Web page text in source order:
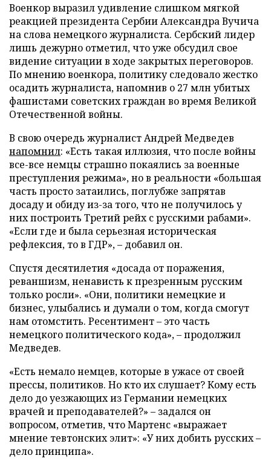
Военкор выразил удивление слишком мягкой
реакцией президента Сербии Александра Вучича
на слова немецкого журналиста. Сербский лидер
лишь дежурно отметил, что уже обсудил свое
видение ситуации в ходе закрытых переговоров.
По мнению военкора, политику следовало жестко
осадить журналиста, напомнив о 27 млн убитых
фашистами советских граждан во время Великой
Отечественной войны.
В свою очередь журналист Андрей Медведев
напомнил: «Есть такая иллюзия, что после войны
все-все немцы страшно покаялись за военные
преступления режима», но в реальности «большая
часть просто затаились, поглубже запрятав
досаду и обиду из-за того, что не получилось у
них построить Третий рейх с русскими рабами».
«Если где и была серьезная историческая
рефлексия, то в ГДР», – добавил он.
Спустя десятилетия «досада от поражения,
реваншизм, ненависть к презренным русским
только росли». «Они, политики немецкие и
бизнес, улыбались и думали о том, когда смогут
нам отомстить. Ресентимент – это часть
немецкого политического кода», – продолжил
Медведев.
«Есть немало немцев, которые в ужасе от своей
прессы, политиков. Но кто их слушает? Кому есть
дело до уезжающих из Германии немецких
врачей и преподавателей?» – задался он
вопросом, отметив, что Мартенс «выражает
мнение тевтонских элит»: «У них добить русских –
дело принципа».